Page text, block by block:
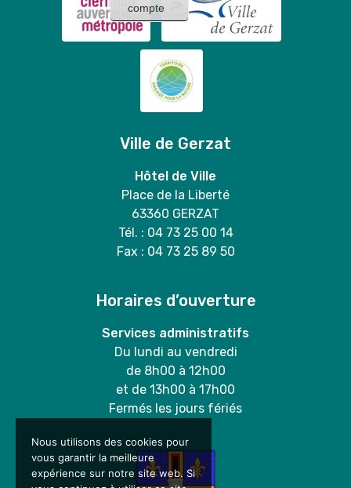
compte
Ville de Gerzat
Hôtel de Ville
Place de la Liberté
63360 GERZAT
Tél. : 04 73 25 00 14
Fax : 04 73 25 89 50
Horaires d’ouverture
Services administratifs
Du lundi au vendredi
de 8h00 à 12h00
et de 13h00 à 17h00
Fermés les jours fériés
Nous utilisons des cookies pour
vous garantir la meilleure
expérience sur notre site web. Si